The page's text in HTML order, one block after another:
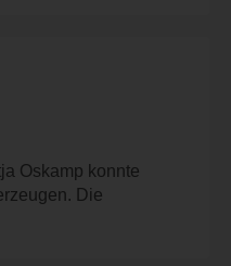
Oskamp konnte
Die